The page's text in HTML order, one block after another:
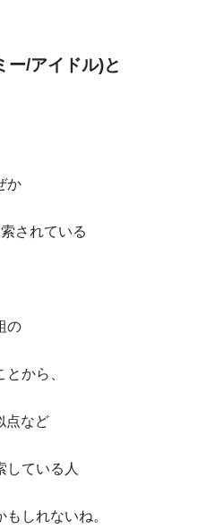
ー/アイドル)と
か
されている
の
から、
点など
している人
しれないね。